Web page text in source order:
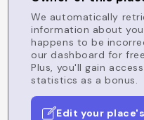
We automatically
information about
happens to be
our dashboard for
Plus, you'll gain
statistics as a bonus.
Edit your